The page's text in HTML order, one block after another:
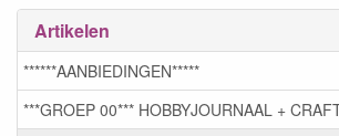
Artikelen
******AANBIEDINGEN*****
***GROEP 00*** HOBBYJOURNAAL +